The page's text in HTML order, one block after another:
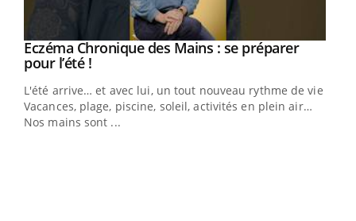
Youtube
Eczéma Chronique des Mains : se préparer
pour l’été !Youtube
L'été arrive… et avec lui, un tout nouveau rythme de vie !
Vacances, plage, piscine, soleil, activités en plein air…
Nos mains sont ...